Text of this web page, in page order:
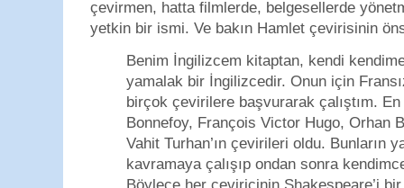
çevirmen, hatta filmlerde, belgesellerde
yetkin bir ismi. Ve bakın Hamlet çevirisinin
Benim İngilizcem kitaptan, kendi
yamalak bir İngilizcedir. Onun için
birçok çevirilere başvurarak çalıştım.
Bonnefoy, François Victor Hugo, Orhan
Vahit Turhan’ın çevirileri oldu. Bunların
kavramaya çalışıp ondan sonra